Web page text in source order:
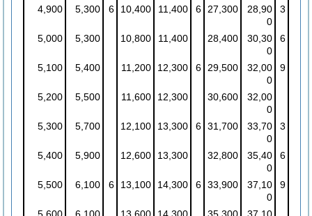
4,900
5,300 6 10,400 11,400 6 27,300
28,90
0
3
5,000 5,300 10,800 11,400 28,400
30,30
0
6
5,100 5,400 11,200 12,300 6 29,500
32,00
0
9
5,200 5,500 11,600 12,300 30,600
32,00
0
5,300
5,700 12,100 13,300 6 31,700
33,70
0
3
5,400 5,900 12,600 13,300 32,800
35,40
0
6
5,500 6,100 6 13,100 14,300 6 33,900
37,10
0
9